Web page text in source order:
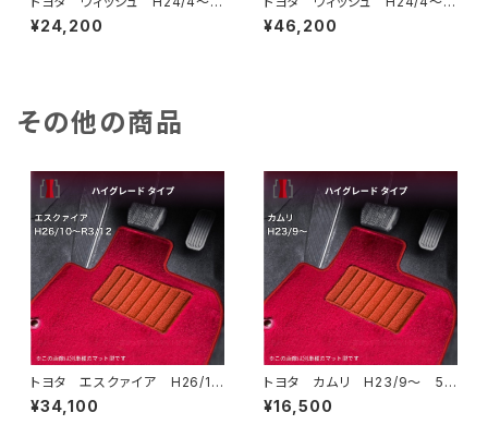
9/10 20系 後期 フロアマ
ット一式 カーマット スペシャ
¥24,200
9/10 20系 後期 フロアマ
ット一式 カーマット 神戸ター
¥46,200
その他の商品
トヨタ エスクァイア H26/1
0〜R3/12 80系 フロアマッ
ト一式 カーマット ハイグレー
¥34,100
トヨタ カムリ H23/9〜 5
0/70系 フロアマット一式 カ
ーマット ハイグレードタイプ
¥16,500